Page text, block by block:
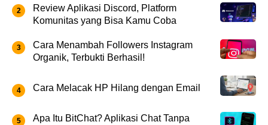
Review Aplikasi Discord, Platform
Komunitas yang Bisa Kamu Coba
Cara Menambah Followers Instagram
Organik, Terbukti Berhasil!
Cara Melacak HP Hilang dengan Email
Apa Itu BitChat? Aplikasi Chat Tanpa